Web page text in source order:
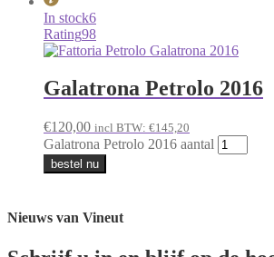
In stock6
Rating98
Galatrona Petrolo 2016
€120,00 incl BTW: €145,20
Galatrona Petrolo 2016 aantal
bestel nu
Nieuws van Vineut